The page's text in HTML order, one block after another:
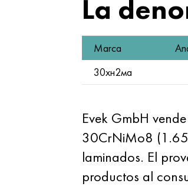
La
Marca
30хн2ма
Evek GmbH
30CrNiMo8
laminados. El
productos al